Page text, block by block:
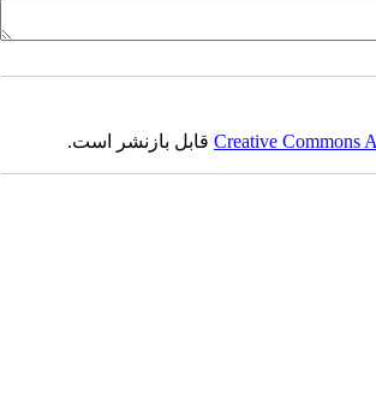
Creative Commonsقابل بازنشر است.